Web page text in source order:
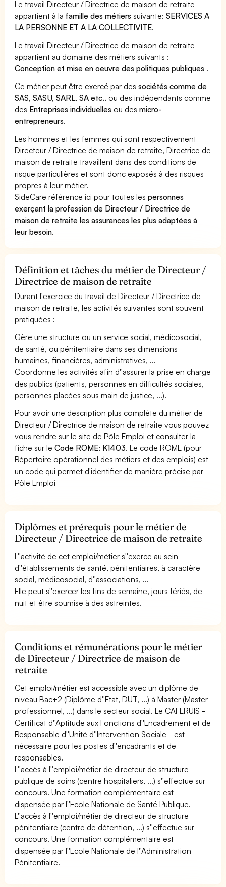
Le travail Directeur / Directrice de maison de retraite
appartient à la famille des métiers suivante:SERVICES A
LA PERSONNE ET A LA COLLECTIVITE.
Le travail Directeur / Directrice de maison de retraite
appartient au domaine des métiers suivants :
Conception et mise en oeuvre des politiques publiques .
Ce métier peut être exercé par dessociétés comme de
SAS, SASU, SARL, SA etc.. ou des indépendants comme
des Entreprises individuelles ou desmicro-
entrepreneurs.
Les hommes et les femmes qui sont respectivement
Directeur / Directrice de maison de retraite, Directrice de
maison de retraite travaillent dans des conditions de
risque particulières et sont donc exposés à des risques
propres à leur métier.
SideCare référence ici pour toutes lespersonnes
exerçant la profession de Directeur / Directrice de
maison de retraite les assurances les plus adaptées à
leur besoin.
Définition et tâches du métier de Directeur /
Directrice de maison de retraite
Durant l'exercice du travail de Directeur / Directrice de
maison de retraite, les activités suivantes sont souvent
pratiquées :
Gère une structure ou un service social, médicosocial,
de santé, ou pénitentiaire dans ses dimensions
humaines, financières, administratives, ...
Coordonne les activités afin d''assurer la prise en charge
des publics (patients, personnes en difficultés sociales,
personnes placées sous main de justice, ...).
Pour avoir une description plus complète du métier de
Directeur / Directrice de maison de retraite vous pouvez
vous rendre sur le site de Pôle Emploi et consulter la
fiche sur leCode ROME: K1403. Le code ROME (pour
Répertoire opérationnel des métiers et des emplois) est
un code qui permet d'identifier de manière précise par
Pôle Emploi
Diplômes et prérequis pour le métier de
Directeur / Directrice de maison de retraite
L''activité de cet emploi/métier s''exerce au sein
d''établissements de santé, pénitentiaires, à caractère
social, médicosocial, d''associations, ...
Elle peut s''exercer les fins de semaine, jours fériés, de
nuit et être soumise à des astreintes.
Conditions et rémunérations pour le métier
de Directeur / Directrice de maison de
retraite
Cet emploi/métier est accessible avec un diplôme de
niveau Bac+2 (Diplôme d''Etat, DUT, ...) à Master (Master
professionnel, ...) dans le secteur social. Le CAFERUIS -
Certificat d''Aptitude aux Fonctions d''Encadrement et de
Responsable d''Unité d''Intervention Sociale - est
nécessaire pour les postes d''encadrants et de
responsables.
L''accès à l''emploi/métier de directeur de structure
publique de soins (centre hospitaliers, ...) s''effectue sur
concours. Une formation complémentaire est
dispensée par l''Ecole Nationale de Santé Publique.
L''accès à l''emploi/métier de directeur de structure
pénitentiaire (centre de détention, ...) s''effectue sur
concours. Une formation complémentaire est
dispensée par l''Ecole Nationale de l''Administration
Pénitentiaire.